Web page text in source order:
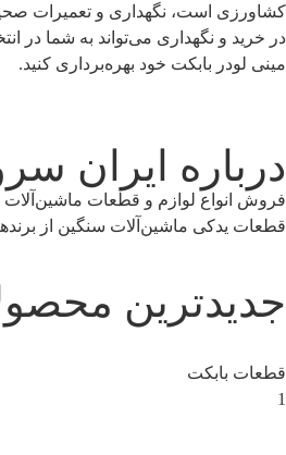
کشاورزی است، نگهداری و تعمیرات
در خرید و نگهداری می‌تواند به شما در
مینی لودر بابکت خود بهره‌برداری کنید.
درباره ایران
فروش انواع لوازم و قطعات ماشین‌آلات
قطعات یدکی ماشین‌آلات سنگین از
جدیدترین
قطعات بابکت
1